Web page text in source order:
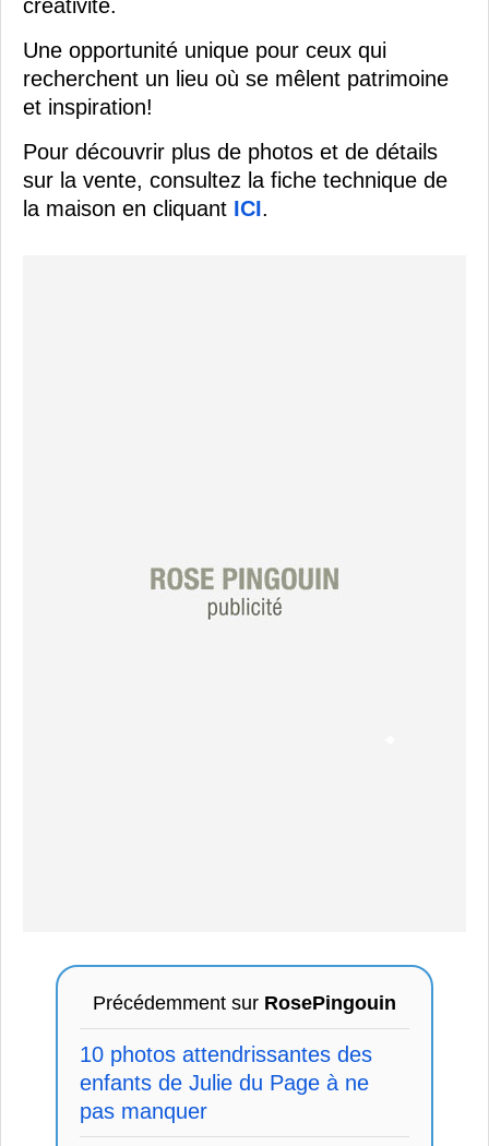
créativité.
Une opportunité unique pour ceux qui
recherchent un lieu où se mêlent patrimoine
et inspiration!
Pour découvrir plus de photos et de détails
sur la vente, consultez la fiche technique de
la maison en cliquant ICI.
Précédemment sur RosePingouin
10 photos attendrissantes des
enfants de Julie du Page à ne
pas manquer